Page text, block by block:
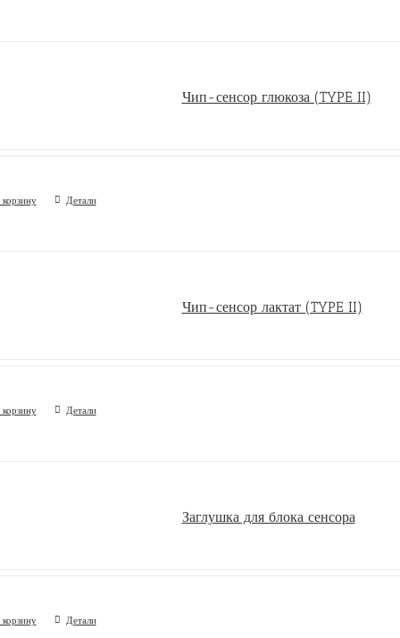
Чип-сенсор глюкоза (TYPE II)
Детали
Чип-сенсор лактат (TYPE II)
Детали
Заглушка для блока сенсора
Детали